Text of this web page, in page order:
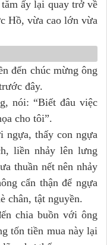
ấy lại quay trở về
Hồ, vừa cao lớn vừa
đến chúc mừng ông
đây.
nói: “Biết đâu việc
cho tôi”.
ngựa, thấy con ngựa
liền nhảy lên lưng
thuần nết nên nhảy
cẩn thận để ngựa
chân, tật nguyền.
chia buồn với ông
tốn tiền mua này lại